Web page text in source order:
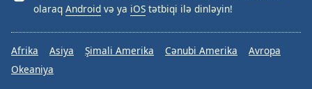
olaraq Android və ya iOS tətbiqi ilə dinləyin!
Afrika Asiya Şimali Amerika Cənubi Amerika
Avropa
Okeaniya